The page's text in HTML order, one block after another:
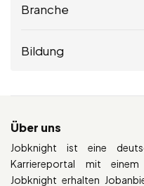
Branche
Bildung
Über uns
Jobknight ist eine
Karriereportal mit
Jobknight erhalten